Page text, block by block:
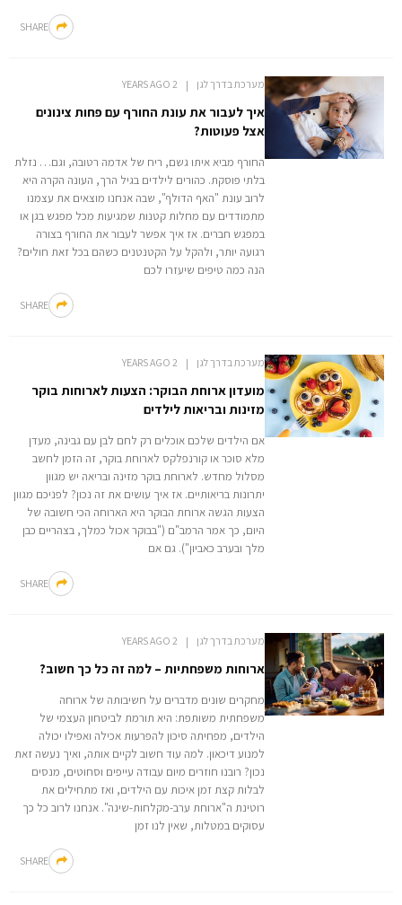
SHARE
מערכת בדרך לגן 2 YEARS AGO
איך לעבור את עונת החורף עם פחות צינונים
אצל פעוטות?
החורף מביא איתו גשם, ריח של אדמה רטובה, וגם… נזלת
בלתי פוסקת. כהורים לילדים בגיל הרך, העונה הקרה היא
לרוב עונת "האף הדולף", שבה אנחנו מוצאים את עצמנו
מתמודדים עם מחלות קטנות שמגיעות מכל מפגש בגן או
במפגש חברים. אז איך אפשר לעבור את החורף בצורה
רגועה יותר, ולהקל על הקטנטנים כשהם בכל זאת חולים?
הנה כמה טיפים שיעזרו לכם
SHARE
מערכת בדרך לגן 2 YEARS AGO
מועדון ארוחת הבוקר: הצעות לארוחות בוקר
מזינות ובריאות לילדים
אם הילדים שלכם אוכלים רק לחם לבן עם גבינה, מעדן
מלא סוכר או קורנפלקס לארוחת בוקר, זה הזמן לחשב
מסלול מחדש. לארוחת בוקר מזינה ובריאה יש מגוון
יתרונות בריאותיים. אז איך עושים את זה נכון? לפניכם מגוון
הצעות הגשה ארוחת הבוקר היא הארוחה הכי חשובה של
היום, כך אמר הרמב"ם ("בבוקר אכול כמלך, בצהריים כבן
מלך ובערב כאביון"). גם אם
SHARE
מערכת בדרך לגן 2 YEARS AGO
ארוחות משפחתיות – למה זה כל כך חשוב?
מחקרים שונים מדברים על חשיבותה של ארוחה
משפחתית משותפת: היא תורמת לביטחון העצמי של
הילדים, מפחיתה סיכון להפרעות אכילה ואפילו יכולה
למנוע דיכאון. למה עוד חשוב לקיים אותה, ואיך נעשה זאת
נכון? רובנו חוזרים מיום עבודה עייפים וסחוטים, מנסים
לבלות קצת זמן איכות עם הילדים, ואז מתחילים את
רוטינת ה"ארוחת ערב-מקלחות-שינה". אנחנו לרוב כל כך
עסוקים במטלות, שאין לנו זמן
SHARE